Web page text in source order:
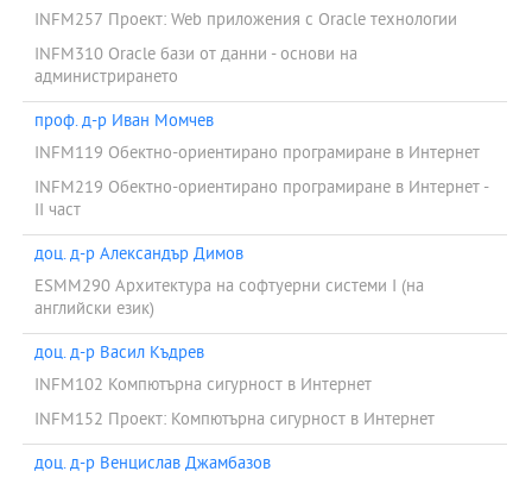
INFM257 Проект: Web приложения с Oracle технологии
INFM310 Oracle бази от данни - основи на
администрирането
проф. д-р Иван Момчев
INFM119 Обектно-ориентирано програмиране в Интернет
INFM219 Обектно-ориентирано програмиране в Интернет -
II част
доц. д-р Александър Димов
ESMM290 Архитектура на софтуерни системи І (на
английски език)
доц. д-р Васил Къдрев
INFM102 Компютърна сигурност в Интернет
INFM152 Проект: Компютърна сигурност в Интернет
доц. д-р Венцислав Джамбазов